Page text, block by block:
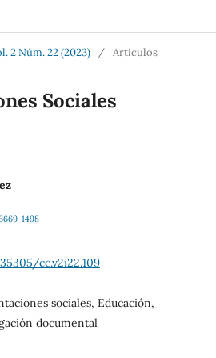
2 Núm. 22 (2023) / Artículos
Sociales
1498
cc.v2i22.109
sociales, Educación,
documental